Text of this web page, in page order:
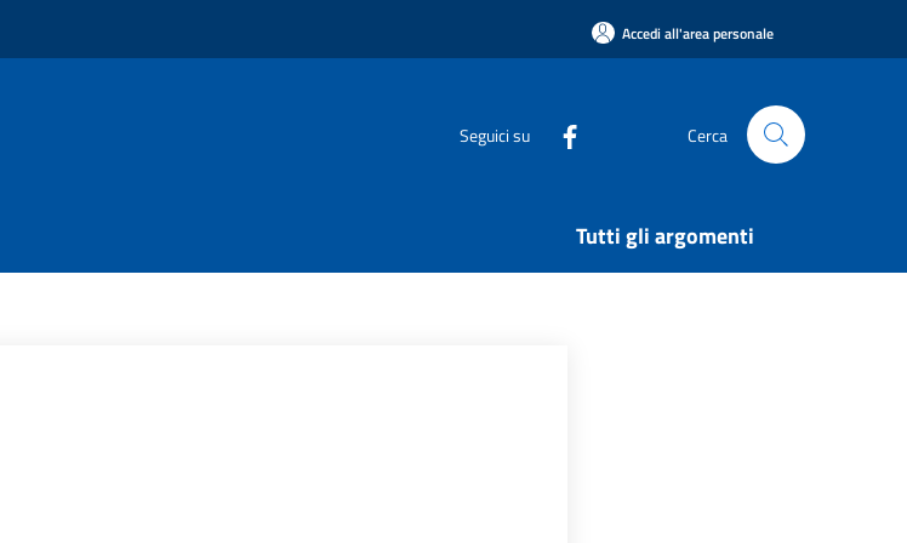
Accedi all'area personale
Seguici su Cerca
Tutti gli argomenti